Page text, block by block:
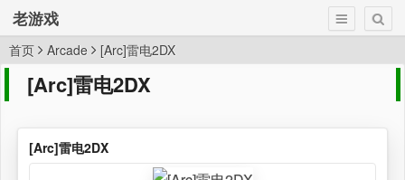
老游戏
首页 Arcade [Arc]雷电2DX
[Arc]雷电2DX
[Arc]雷电2DX